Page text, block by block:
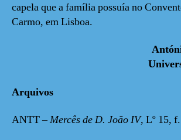
capela que a família possuía no
Carmo, em Lisboa.
Arquivos
ANTT –Mercês de D. João IV, Lº 15,